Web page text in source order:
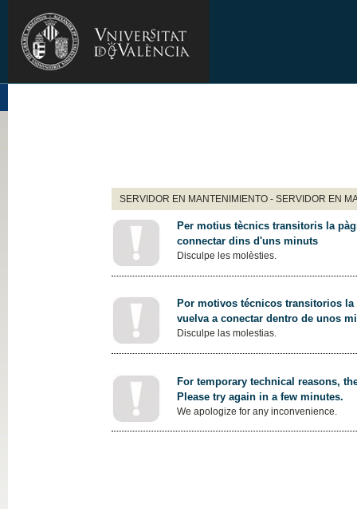
SERVIDOR EN MANTENIMIENTO - SERVIDOR EN
Per motius tècnics transitoris la
connectar dins d'uns minuts
Disculpe les molèsties.
Por motivos técnicos transitorios
vuelva a conectar dentro de unos
Disculpe las molestias.
For temporary technical reasons,
Please try again in a few minutes.
We apologize for any inconvenience.